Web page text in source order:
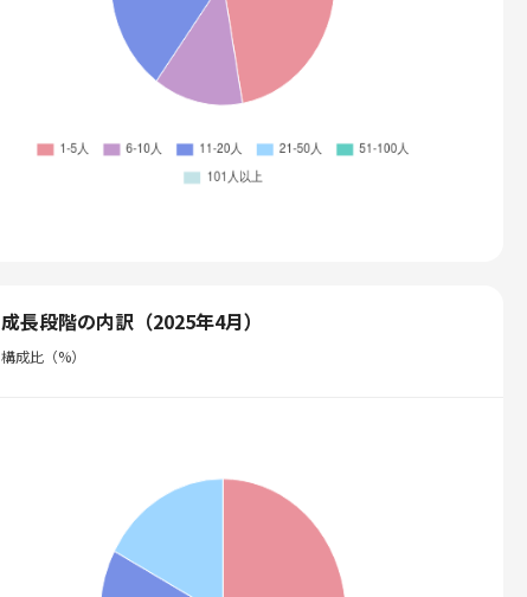
成長段階の内訳（2025年4月）
構成比（%）